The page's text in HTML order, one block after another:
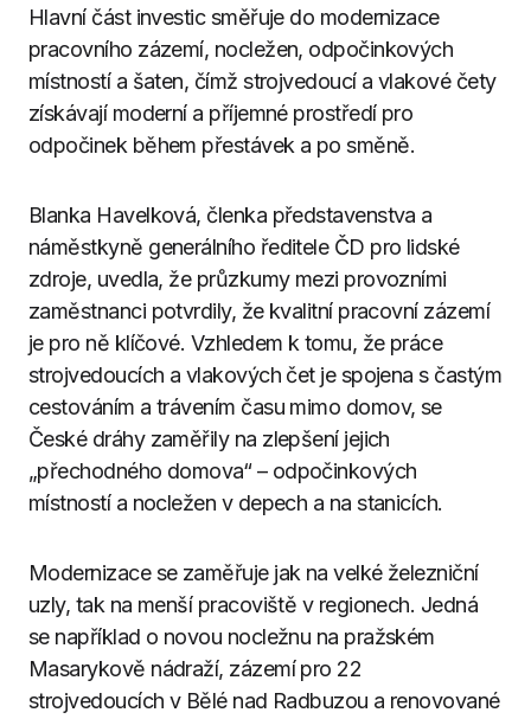
Hlavní část investic směřuje do modernizace
pracovního zázemí, nocležen, odpočinkových
místností a šaten, čímž strojvedoucí a vlakové čety
získávají moderní a příjemné prostředí pro
odpočinek během přestávek a po směně.
Blanka Havelková, členka představenstva a
náměstkyně generálního ředitele ČD pro lidské
zdroje, uvedla, že průzkumy mezi provozními
zaměstnanci potvrdily, že kvalitní pracovní zázemí
je pro ně klíčové. Vzhledem k tomu, že práce
strojvedoucích a vlakových čet je spojena s častým
cestováním a trávením času mimo domov, se
České dráhy zaměřily na zlepšení jejich
„přechodného domova“ – odpočinkových
místností a nocležen v depech a na stanicích.
Modernizace se zaměřuje jak na velké železniční
uzly, tak na menší pracoviště v regionech. Jedná
se například o novou nocležnu na pražském
Masarykově nádraží, zázemí pro 22
strojvedoucích v Bělé nad Radbuzou a renovované